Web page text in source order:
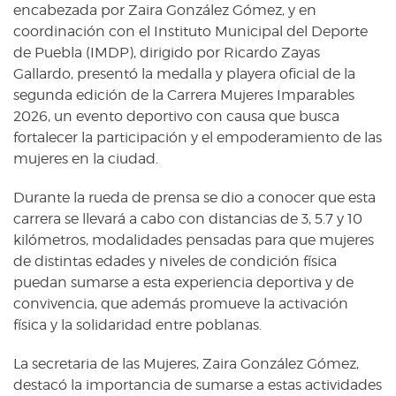
encabezada por Zaira González Gómez, y en
coordinación con el Instituto Municipal del Deporte
de Puebla (IMDP), dirigido por Ricardo Zayas
Gallardo, presentó la medalla y playera oficial de la
segunda edición de la Carrera Mujeres Imparables
2026, un evento deportivo con causa que busca
fortalecer la participación y el empoderamiento de las
mujeres en la ciudad.
Durante la rueda de prensa se dio a conocer que esta
carrera se llevará a cabo con distancias de 3, 5.7 y 10
kilómetros, modalidades pensadas para que mujeres
de distintas edades y niveles de condición física
puedan sumarse a esta experiencia deportiva y de
convivencia, que además promueve la activación
física y la solidaridad entre poblanas.
La secretaria de las Mujeres, Zaira González Gómez,
destacó la importancia de sumarse a estas actividades